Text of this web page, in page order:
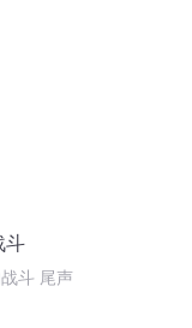
斗
斗 尾声